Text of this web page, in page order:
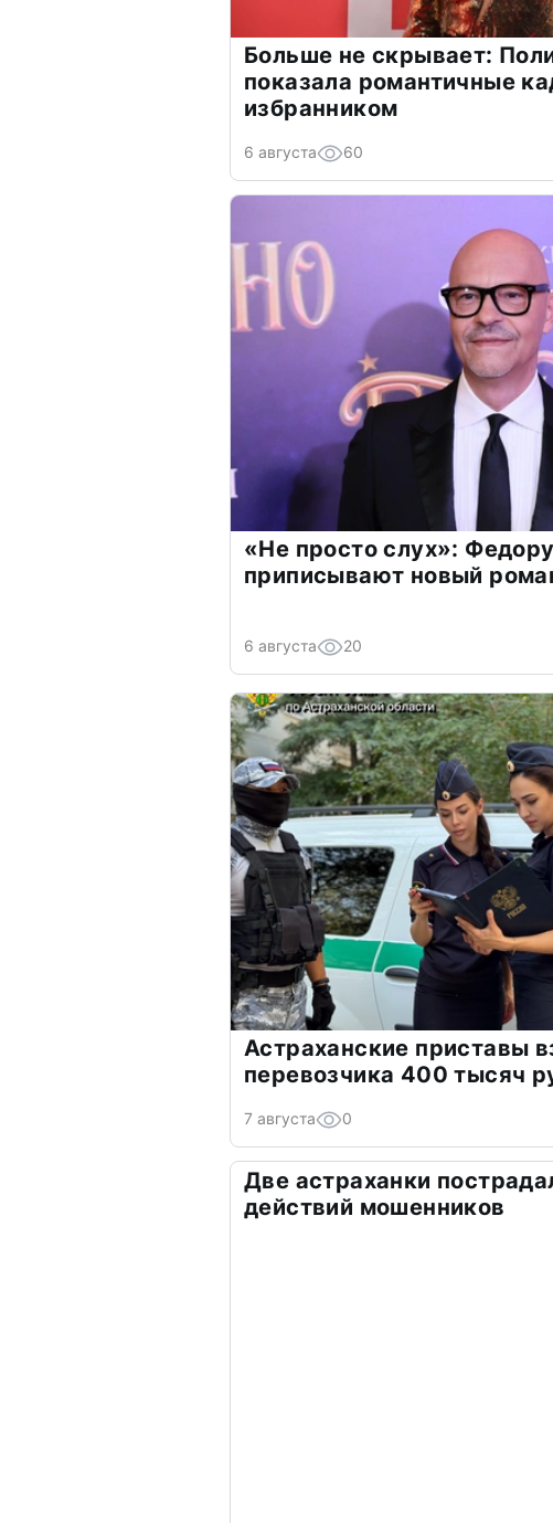
Больше не скрывает:
показала романтичные
избранником
6 августа 60
«Не просто слух»:
приписывают новый
6 августа 20
Астраханские приставы
перевозчика 400 тысяч
7 августа 0
Две астраханки
действий мошенников